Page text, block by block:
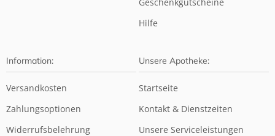
Hilfe
Information:
Versandkosten
Zahlungsoptionen
Widerrufsbelehrung
Unsere Apotheke:
Startseite
Kontakt & Dienstzeiten
Unsere Serviceleistungen